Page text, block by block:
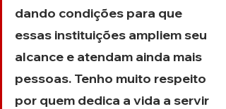
dando condições para que
essas instituições ampliem seu
alcance e atendam ainda mais
pessoas. Tenho muito respeito
por quem dedica a vida a servir